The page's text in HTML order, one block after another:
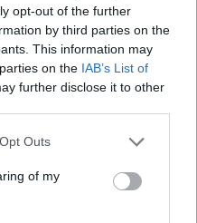
opt-out of the further
by third parties on the
This information may
on the IAB’s List of
further disclose it to other
uses one or more Google
You may click to
and its third-party tags to
purposes in below Google
Outs
of my
χωρισμό από τον
να είναι εύκολο